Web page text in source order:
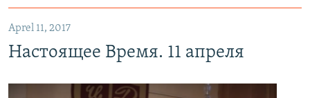
Aprel 11, 2017
Настоящее Время. 11 апреля